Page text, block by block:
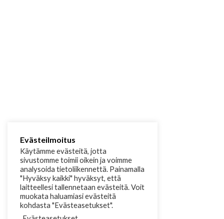
Evästeilmoitus
Käytämme evästeitä, jotta
sivustomme toimii oikein ja voimme
analysoida tietoliikennettä. Painamalla
"Hyväksy kaikki" hyväksyt, että
laitteellesi tallennetaan evästeitä. Voit
muokata haluamiasi evästeitä
kohdasta "Evästeasetukset".